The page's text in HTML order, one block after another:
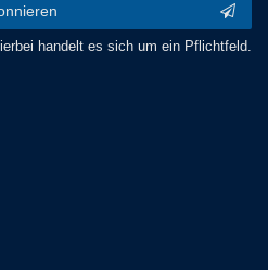
handelt es sich um ein Pflichtfeld.